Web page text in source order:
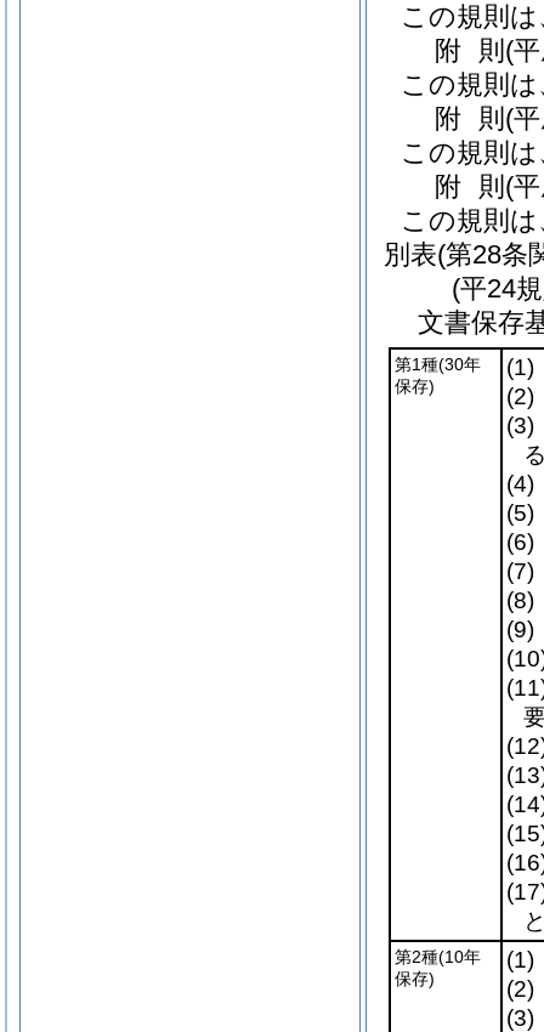
この規則
附 則 (
この規則
附 則 (
この規則
附 則 (
この規則
別表(第28条
(平24
文書保存
第1種(30年
保存)
(1)
(2)
(3)
(4)
(5)
(6)
(7)
(8)
(9)
第2種(10年
保存)
(1)
(2)
(3)